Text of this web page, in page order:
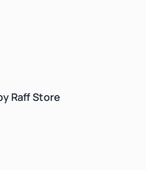
Raff Store